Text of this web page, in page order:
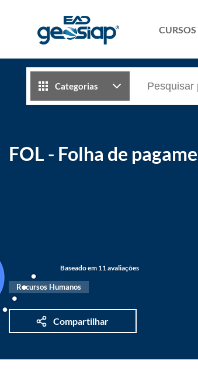
CURSOS
Categorias
FOL - Folha de
Baseado em 11 avaliações
Recursos Humanos
Compartilhar